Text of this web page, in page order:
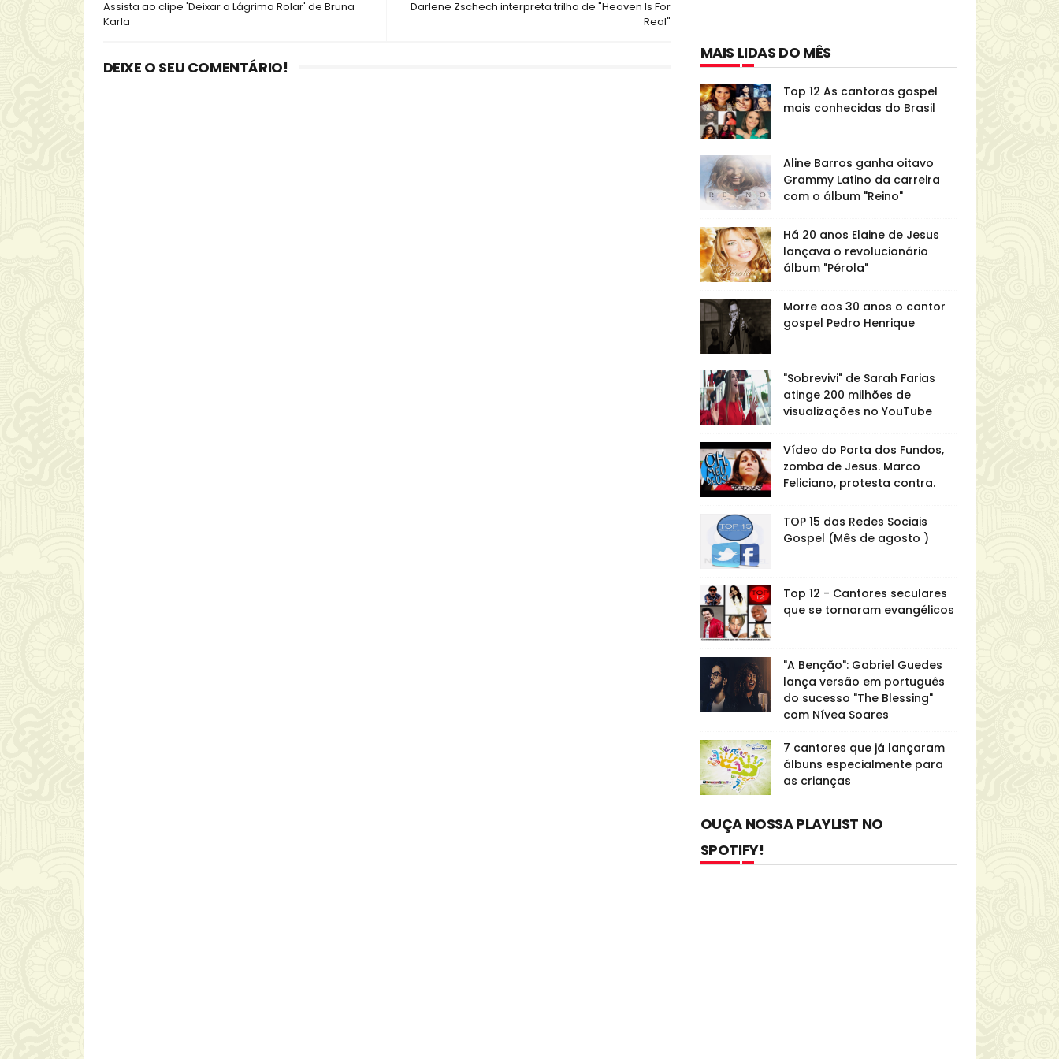
Darlene Zschech interpreta trilha de "Heaven Is For
Real"
Assista ao clipe 'Deixar a Lágrima Rolar' de Bruna
Karla
DEIXE O SEU COMENTÁRIO!
MAIS LIDAS DO MÊS
Top 12 As cantoras gospel
mais conhecidas do Brasil
Aline Barros ganha oitavo
Grammy Latino da carreira
com o álbum "Reino"
Há 20 anos Elaine de Jesus
lançava o revolucionário
álbum "Pérola"
Morre aos 30 anos o cantor
gospel Pedro Henrique
"Sobrevivi" de Sarah Farias
atinge 200 milhões de
visualizações no YouTube
Vídeo do Porta dos Fundos,
zomba de Jesus. Marco
Feliciano, protesta contra.
TOP 15 das Redes Sociais
Gospel (Mês de agosto )
Top 12 - Cantores seculares
que se tornaram evangélicos
"A Benção": Gabriel Guedes
lança versão em português
do sucesso "The Blessing"
com Nívea Soares
7 cantores que já lançaram
álbuns especialmente para
as crianças
OUÇA NOSSA PLAYLIST NO
SPOTIFY!